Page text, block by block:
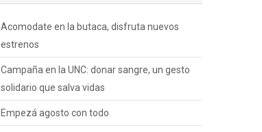
Acomodate en la butaca, disfruta nuevos
estrenos
Campaña en la UNC: donar sangre, un gesto
solidario que salva vidas
Empezá agosto con todo